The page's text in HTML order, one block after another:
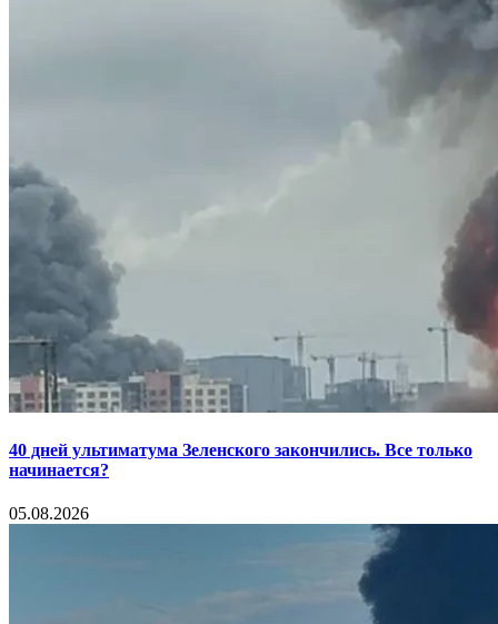
40 дней ультиматума Зеленского закончились. Все только
начинается?
05.08.2026